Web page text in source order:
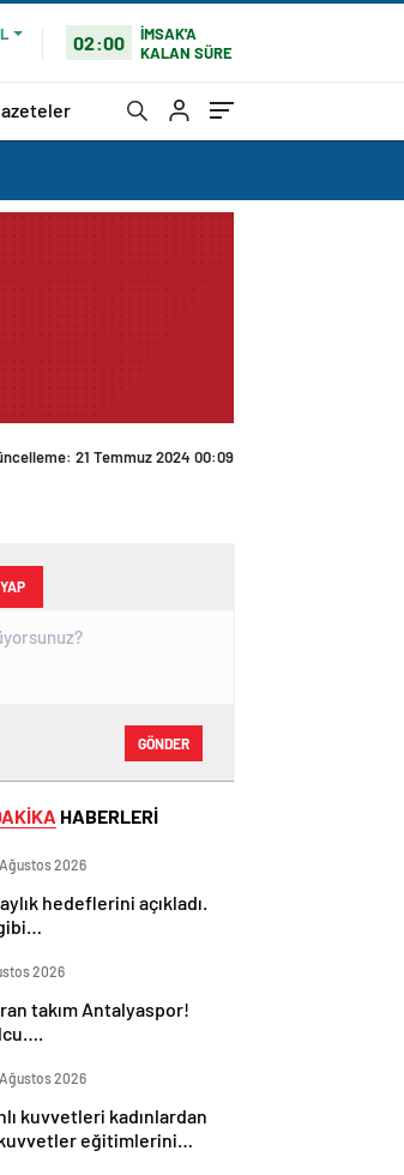
02:00
İMSAK'A
KALAN SÜRE
21 Temmuz 2024 00:09
GÖNDER
HABERLERİ
2026
hedeflerini açıkladı.
2026
takım Antalyaspor!
2026
kuvvetleri kadınlardan
eğitimlerini